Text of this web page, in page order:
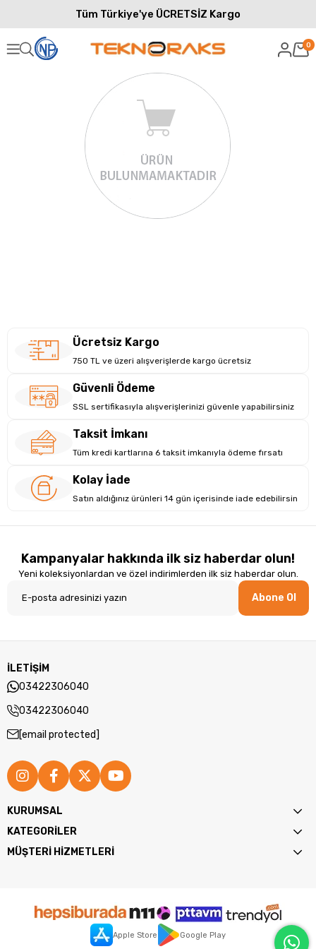
Tüm Türkiye'ye ÜCRETSİZ Kargo
0
Ücretsiz Kargo
750 TL ve üzeri alışverişlerde kargo ücretsiz
Güvenli Ödeme
SSL sertifikasıyla alışverişlerinizi güvenle yapabilirsiniz
Taksit İmkanı
Tüm kredi kartlarına 6 taksit imkanıyla ödeme fırsatı
Kolay İade
Satın aldığınız ürünleri 14 gün içerisinde iade edebilirsin
Kampanyalar hakkında ilk siz haberdar olun!
Yeni koleksiyonlardan ve özel indirimlerden ilk siz haberdar olun.
Abone Ol
İLETİŞİM
03422306040
03422306040
[email protected]
KURUMSAL
KATEGORİLER
MÜŞTERİ HİZMETLERİ
Apple Store Google Play